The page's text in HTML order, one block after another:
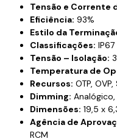
Tensão e Corrente
Eficiência: 93%
Estilo da
Classificações: IP67
Tensão – Isolação:
Temperatura de
Recursos: OTP, OVP,
Dimming: Analógico,
Dimensões: 19,5 x
Agência de
RCM